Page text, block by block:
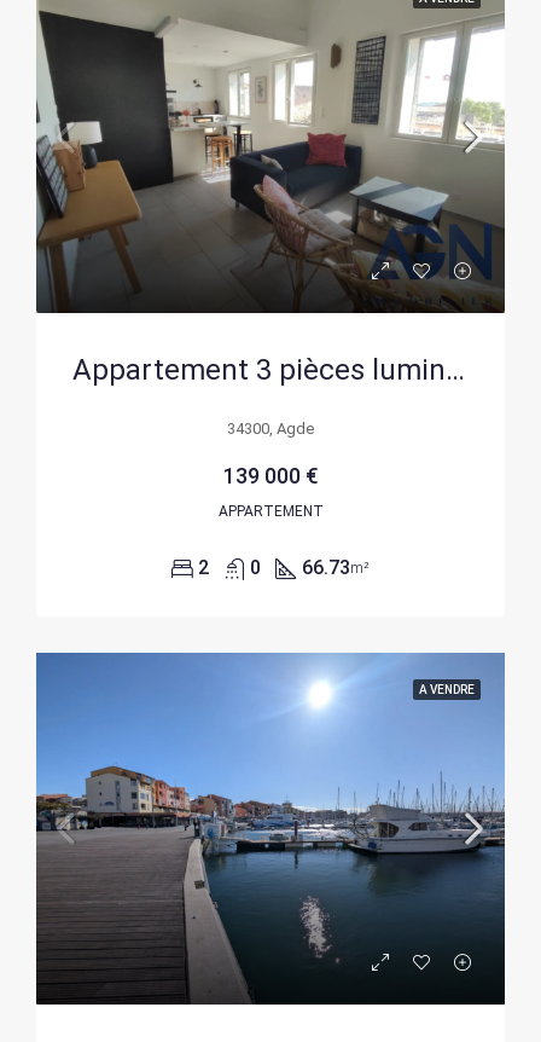
Appartement 3 pièces lumineux de 66,73 m² à Agde, proche commodités
34300, Agde
139 000 €
APPARTEMENT
2 0 66.73m²
A VENDRE